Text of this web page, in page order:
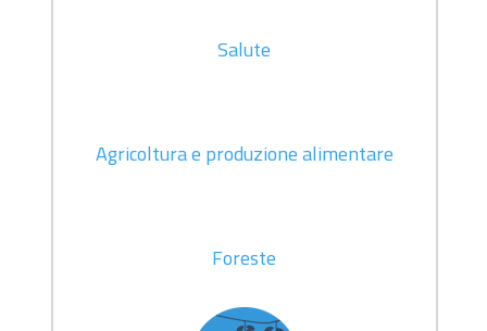
Salute
Agricoltura e produzione alimentare
Foreste